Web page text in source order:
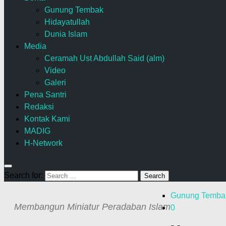
Gunung Tembak
Hidayatullah
Dunia Islam
Media
Ceramah Ust Abdullah Said (alm)
Video
Galeri
Pena Santri
Redaksi
Kontak Kami
MADIG
H-Network
Search for:
Membangun Miniatur Peradaban Islam
Gunung
0